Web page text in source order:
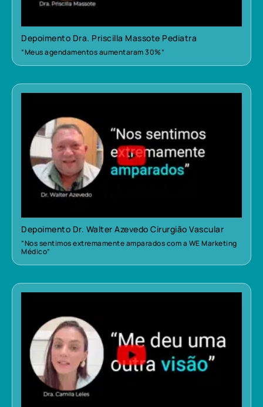
Depoimento Dra. Priscilla Massote Pediatra
“Meus agendamentos aumentaram 30%”
Depoimento Dr. Walter Azevedo Cirurgião Vascular
“Nos sentimos extremamente amparados com a WE Marketing
Médico”